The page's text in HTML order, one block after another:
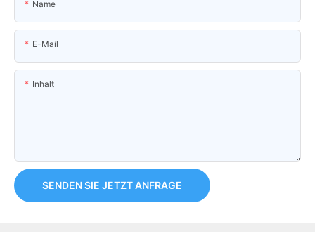
Name
E-Mail
Inhalt
SENDEN SIE JETZT ANFRAGE